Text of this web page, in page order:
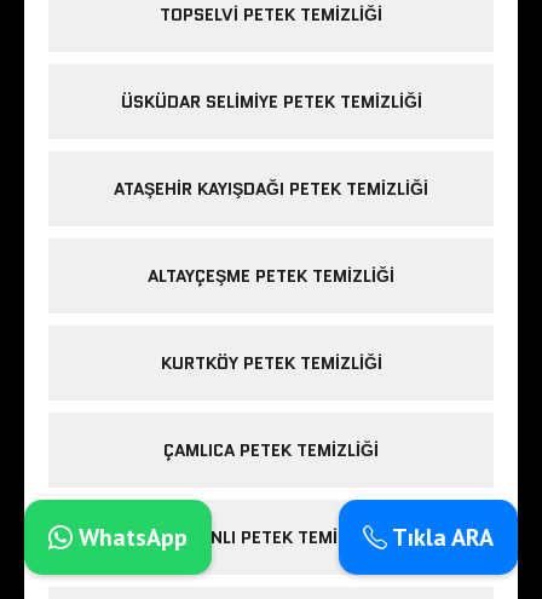
TOPSELVI PETEK TEMIZLIĞI
ÜSKÜDAR SELIMIYE PETEK TEMIZLIĞI
ATAŞEHIR KAYIŞDAĞI PETEK TEMIZLIĞI
ALTAYÇEŞME PETEK TEMIZLIĞI
KURTKÖY PETEK TEMIZLIĞI
ÇAMLICA PETEK TEMIZLIĞI
SOĞANLI PETEK TEMIZLIĞI Tıkla ARA
WhatsApp